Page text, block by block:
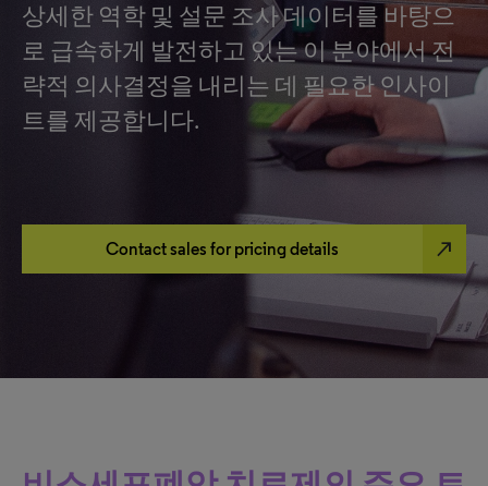
상세한 역학 및 설문 조사 데이터를 바탕으
로 급속하게 발전하고 있는 이 분야에서 전
략적 의사결정을 내리는 데 필요한 인사이
트를 제공합니다.
Contact sales for pricing details north_east